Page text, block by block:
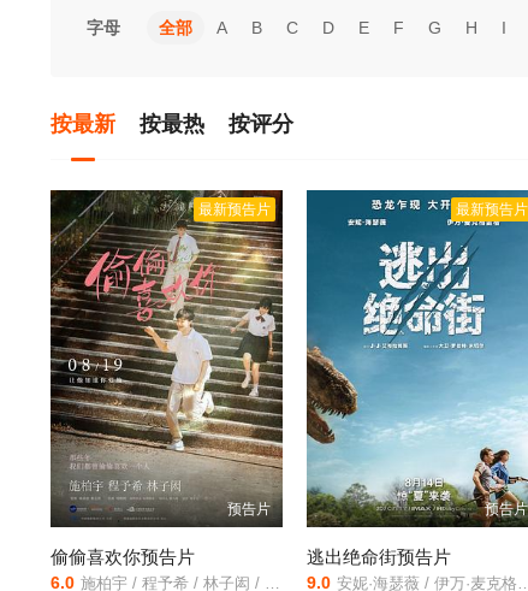
字母 全部 A B C D E F G H I
按最新 按最热 按评分
最新预告片
预告片
偷偷喜欢你预告片
6.0 施柏宇 / 程予希 / 林子闳 / 赖雅妍 / 纪卜心 / 曾少宗 / 陈如山 / 黄柏峰 / 海裕芬 / 钱薇真 / 苏达 / 郑颖 / 张宸呈 / 吴函峮
最新预告片
预告片
逃出绝命街预告片
9.0 安妮·海瑟薇 / 伊万·麦克格雷格 / 梅西·斯黛拉 / 克里斯蒂安·康佛瑞 / 乔丹·亚历山大·戴维斯 / 克里斯·科伊 / P·J·伯恩 / 贝瑟妮·安妮·林德 / 安德里亚·弗兰克尔 / 德尼特拉·艾斯勒 / 哈德森·米克 / 派雷特·邦奇 / 格雷森·索恩·基尔帕特里克 / 西姆斯·梅 / 萨凡纳·蕾妮 / 道格拉斯·R·韦斯 / 雨果·西尔弗 / 约翰·米凯尔 / 迈克尔-克里斯蒂安·摩